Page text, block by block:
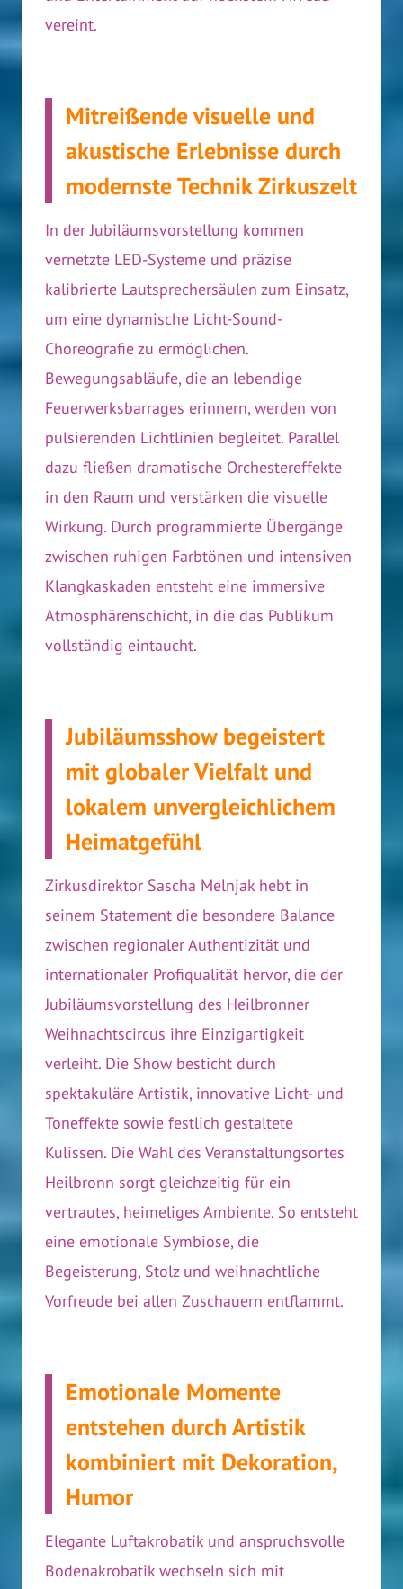
vereint.
Mitreißende visuelle und
akustische Erlebnisse durch
modernste Technik Zirkuszelt
In der Jubiläumsvorstellung kommen
vernetzte LED-Systeme und präzise
kalibrierte Lautsprechersäulen zum Einsatz,
um eine dynamische Licht-Sound-
Choreografie zu ermöglichen.
Bewegungsabläufe, die an lebendige
Feuerwerksbarrages erinnern, werden von
pulsierenden Lichtlinien begleitet. Parallel
dazu fließen dramatische Orchestereffekte
in den Raum und verstärken die visuelle
Wirkung. Durch programmierte Übergänge
zwischen ruhigen Farbtönen und intensiven
Klangkaskaden entsteht eine immersive
Atmosphärenschicht, in die das Publikum
vollständig eintaucht.
Jubiläumsshow begeistert
mit globaler Vielfalt und
lokalem unvergleichlichem
Heimatgefühl
Zirkusdirektor Sascha Melnjak hebt in
seinem Statement die besondere Balance
zwischen regionaler Authentizität und
internationaler Profiqualität hervor, die der
Jubiläumsvorstellung des Heilbronner
Weihnachtscircus ihre Einzigartigkeit
verleiht. Die Show besticht durch
spektakuläre Artistik, innovative Licht- und
Toneffekte sowie festlich gestaltete
Kulissen. Die Wahl des Veranstaltungsortes
Heilbronn sorgt gleichzeitig für ein
vertrautes, heimeliges Ambiente. So entsteht
eine emotionale Symbiose, die
Begeisterung, Stolz und weihnachtliche
Vorfreude bei allen Zuschauern entflammt.
Emotionale Momente
entstehen durch Artistik
kombiniert mit Dekoration,
Humor
Elegante Luftakrobatik und anspruchsvolle
Bodenakrobatik wechseln sich mit